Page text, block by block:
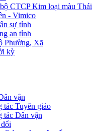
CTCP Kim loại màu Thái
- Vimico
sự tỉnh
an tỉnh
Phường, Xã
kỳ
vận
tác Tuyên giáo
tác Dân vận